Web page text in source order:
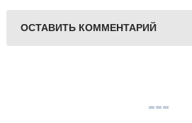
ОСТАВИТЬ КОММЕНТАРИЙ